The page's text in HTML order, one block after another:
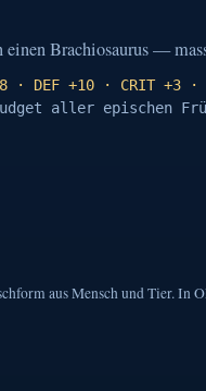
Brachiosaurus —
DEF +10 · CRIT +3 ·
aller epischen
aus Mensch und Tier. In